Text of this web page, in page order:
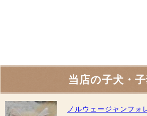
当店の子犬・
ノルウェージャンフォ